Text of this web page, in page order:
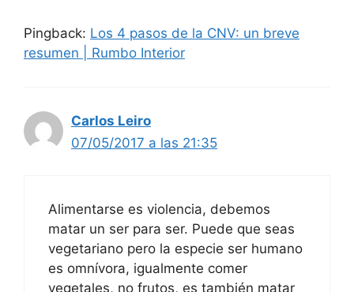
Pingback: Los 4 pasos de la CNV: un breve
resumen | Rumbo Interior
Carlos Leiro
07/05/2017 a las 21:35
Alimentarse es violencia, debemos
matar un ser para ser. Puede que seas
vegetariano pero la especie ser humano
es omnívora, igualmente comer
vegetales, no frutos, es también matar